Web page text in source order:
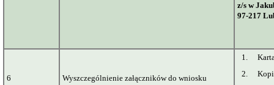
z/s w
97-217
6 Wyszczególnienie załączników do wniosku
1.
2.